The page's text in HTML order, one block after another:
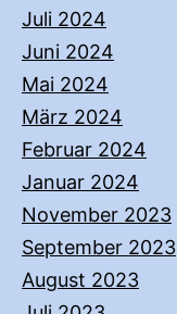
Juli 2024
Juni 2024
Mai 2024
März 2024
Februar 2024
Januar 2024
November 2023
September 2023
August 2023